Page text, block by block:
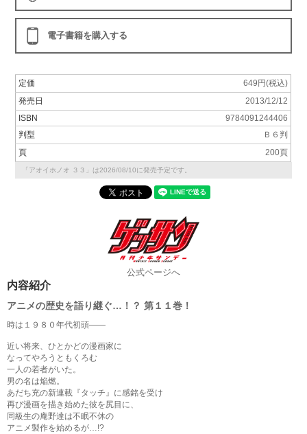
電子書籍を購入する
定価
649円(税込)
発売日
2013/12/12
ISBN
9784091244406
判型
Ｂ６判
頁
200頁
「アオイホノオ ３３」は2026/08/10に発売予定です。
公式ページへ
内容紹介
アニメの歴史を語り継ぐ…！？ 第１１巻！
時は１９８０年代初頭――
近い将来、ひとかどの漫画家に
なってやろうともくろむ
一人の若者がいた。
男の名は焔燃。
あだち充の新連載『タッチ』に感銘を受け
再び漫画を描き始めた彼を尻目に、
同級生の庵野達は不眠不休の
アニメ製作を始めるが…!?